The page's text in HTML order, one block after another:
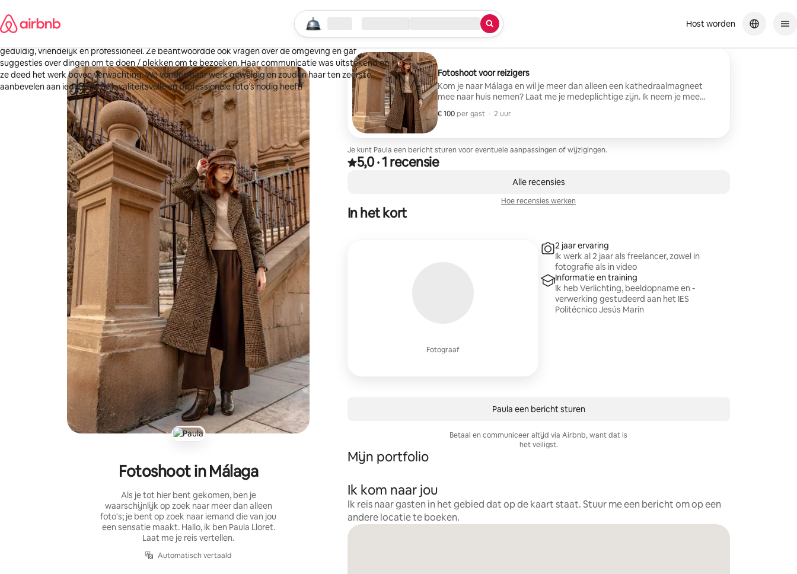
direct
naar
Begin je zoektocht
Locatie Inchecken/uitchecken
Service Host worden
Fotoshoot in Málaga
Als je tot hier bent gekomen, ben je
waarschijnlijk op zoek naar meer dan alleen
foto's; je bent op zoek naar iemand die van jou
een sensatie maakt. Hallo, ik ben Paula Lloret.
Laat me je reis vertellen.
Automatisch vertaald
Fotoshoot voor reizigers
Kom je naar Málaga en wil je meer dan alleen een kathedraalmagneet
mee naar huis nemen? Laat me je medeplichtige zijn. Ik neem je mee
naar de meest bruisende plekken van de stad — perfect licht, de zee op
de achtergrond en die onbetaalbare Andalusische charme — en
van; ik zorg ervoor dat elke foto de beste versie van je verhaal vertelt.
Klaar om te stralen in Málaga?
€ 100 per gast
€ 100 per gast
, · 2 uur
Je kunt Paula een bericht sturen voor eventuele aanpassingen of wijzigingen.
Beoordeeld met 5,0 van 5 sterren op basis van 1 recensie
5,0
, ·1 recensie
Eden Prairie, Minnesota
,
·2 dagen geleden
Paula was geweldig! Ze kwam voorbereid met ideeën en suggesties, gaf geweldige aanwijzingen, was
geduldig, vriendelijk en professioneel. Ze beantwoordde ook vragen over de omgeving en gaf
suggesties over dingen om te doen / plekken om te bezoeken. Haar communicatie was uitstekend en
ze deed het werk boven verwachting. We vonden haar werk geweldig en zouden haar ten zeerste
aanbevelen aan iedereen die kwaliteitsvolle en professionele foto's nodig heeft!
Alle recensies
Hoe recensies werken
In het kort
Fotograaf
2 jaar ervaring
Ik werk al 2 jaar als freelancer, zowel in
fotografie als in video
Informatie en training
Ik heb Verlichting, beeldopname en -
verwerking gestudeerd aan het IES
Politécnico Jesús Marín
Paula een bericht sturen
Betaal en communiceer altijd via Airbnb, want dat is
het veiligst.
Mijn portfolio
Ik kom naar jou
Ik reis naar gasten in het gebied dat op de kaart staat. Stuur me een bericht om op een
andere locatie te boeken.